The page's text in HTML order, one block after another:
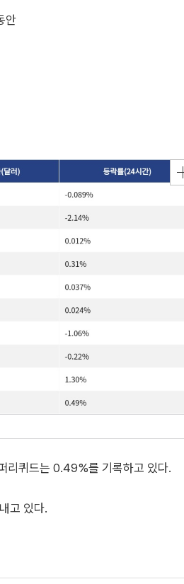
안
리퀴드는 0.49%를 기록하고 있다.
고 있다.